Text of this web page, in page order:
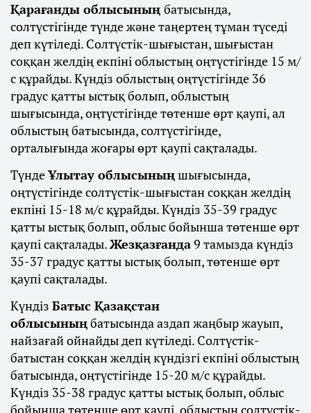
Қарағанды облысының батысында,
солтүстігінде түнде және таңертең тұман түседі
деп күтіледі. Солтүстік-шығыстан, шығыстан
соққан желдің екпіні облыстың оңтүстігінде 15 м/
с құрайды. Күндіз облыстың оңтүстігінде 36
градус қатты ыстық болып, облыстың
шығысында, оңтүстігінде төтенше өрт қаупі, ал
облыстың батысында, солтүстігінде,
орталығында жоғары өрт қаупі сақталады.
ТүндеҰлытау облысыныңшығысында,
оңтүстігінде солтүстік-шығыстан соққан желдің
екпіні 15-18 м/с құрайды. Күндіз 35-39 градус
қатты ыстық болып, облыс бойынша төтенше өрт
қаупі сақталады.Жезқазғанда9 тамызда күндіз
35-37 градус қатты ыстық болып, төтенше өрт
қаупі сақталады.
Күндіз Батыс Қазақстан
облысыныңбатысында аздап жаңбыр жауып,
найзағай ойнайды деп күтіледі. Солтүстік-
батыстан соққан желдің күндізгі екпіні облыстың
батысында, оңтүстігінде 15-20 м/с құрайды.
Күндіз 35-38 градус қатты ыстық болып, облыс
бойынша төтенше өрт қаупі, облыстың солтүстік-